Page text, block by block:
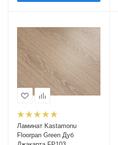
Ламинат Kastamonu
Floorpan Green Дуб